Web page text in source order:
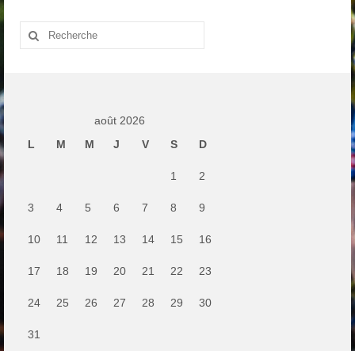
Rechercher
août 2026
L
M M J V S D
1 2
3 4 5 6 7 8 9
10 11 12 13 14 15 16
17 18 19 20 21 22 23
24 25 26 27 28 29 30
31